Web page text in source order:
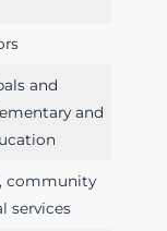
and
and
community
services